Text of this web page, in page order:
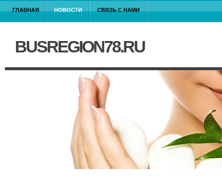
ГЛАВНАЯ НОВОСТИ СВЯЗЬ С НАМИ
BUSREGION78.RU